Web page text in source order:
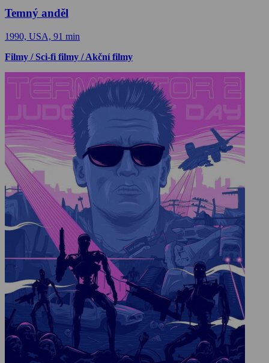
Temný anděl
1990, USA, 91 min
Filmy / Sci-fi filmy / Akční filmy